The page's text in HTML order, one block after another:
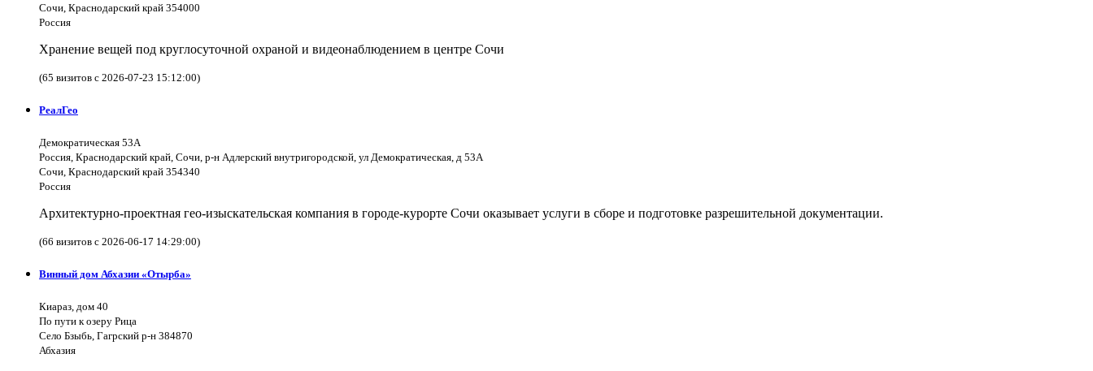
Сочи, Краснодарский край 354000
Россия
Хранение вещей под круглосуточной охраной и видеонаблюдением в центре Сочи
(65 визитов с 2026-07-23 15:12:00)
РеалГео
Демократическая 53А
Россия, Краснодарский край, Сочи, р-н Адлерский внутригородской, ул Демократическая, д 53А
Сочи, Краснодарский край 354340
Россия
Архитектурно-проектная гео-изыскательская компания в городе-курорте Сочи оказывает услуги в сборе и подготовке разрешительной документации.
(66 визитов с 2026-06-17 14:29:00)
Винный дом Абхазии «Отырба»
Киараз, дом 40
По пути к озеру Рица
Село Бзыбь, Гагрский р-н 384870
Абхазия